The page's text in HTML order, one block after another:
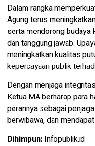
Dalam rangka
Agung terus
serta mendorong budaya
dan tanggung jawab.
meningkatkan kualitas
kepercayaan publik
Dengan menjaga
Ketua MA berharap para
perannya sebagai
berwibawa, dan
Dihimpun: Infopublik.id